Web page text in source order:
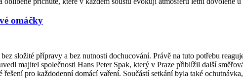
omáčky
složité přípravy a bez nutnosti dochucování. Právě na tuto potřebu
majitel společnosti Hans Peter Spak, který v Praze přiblížil další
řešení pro každodenní domácí vaření. Součástí setkání byla také